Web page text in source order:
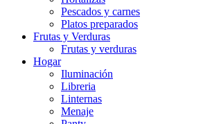
Pescados y carnes
Platos preparados
Frutas y Verduras
Frutas y verduras
Hogar
Iluminación
Libreria
Linternas
Menaje